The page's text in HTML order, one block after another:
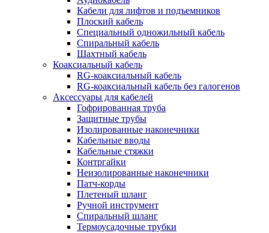
Кабели для лифтов и подъемников
Плоский кабель
Специальный одножильный кабель
Спиральный кабель
Шахтный кабель
Коаксиальный кабель
RG-коаксиальный кабель
RG-коаксиальный кабель без галогенов
Аксессуары для кабелей
Гофрированная труба
Защитные трубы
Изолированные наконечники
Кабельные вводы
Кабельные стяжки
Контргайки
Неизолированные наконечники
Патч-корды
Плетеный шланг
Ручной инструмент
Спиральный шланг
Термоусадочные трубки